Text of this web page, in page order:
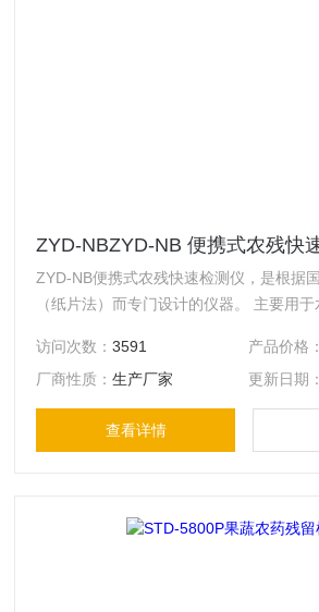
ZYD-NBZYD-NB 便携式农残快
ZYD-NB便携式农残快速检测仪，是根据
（纸片法）而专门设计的仪器。 主要用于
访问次数：3591 产品价格：
厂商性质：生产厂家 更新日期：
查看详情